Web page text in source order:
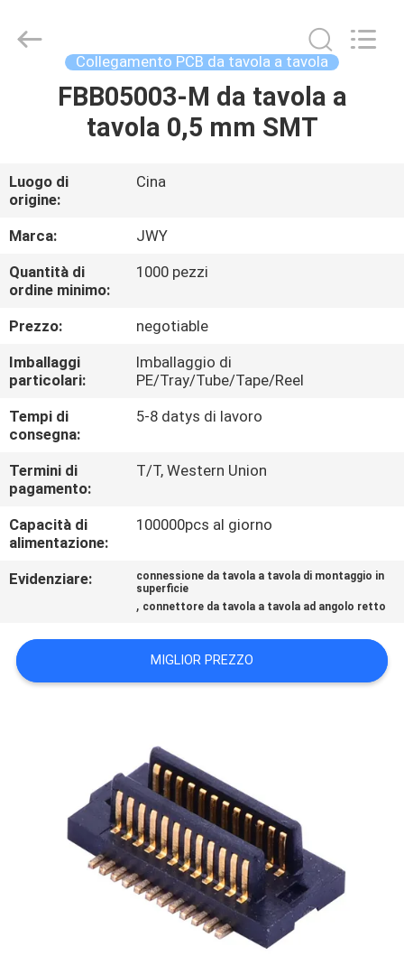
CASA
CIRCA
NOI
GIRO
DELLA
FABBRICA
CONTROLLO
DI
QUALITÀ
CONTATTICI
CITAZIONE
MAPPA
Electronic
Collegamento PCB da tavola a tavola
FBB05003-M da tavola a
tavola 0,5 mm SMT
Luogo di
origine:
Cina
Marca:
JWY
Quantità di
ordine minimo:
1000 pezzi
Prezzo:
negotiable
Imballaggi
particolari:
Imballaggio di
PE/Tray/Tube/Tape/Reel
Tempi di
consegna:
5-8 datys di lavoro
Termini di
pagamento:
T/T, Western Union
Capacità di
alimentazione:
100000pcs al giorno
Evidenziare:
connessione da tavola a tavola di montaggio in
superficie
, connettore da tavola a tavola ad angolo retto
MIGLIOR PREZZO